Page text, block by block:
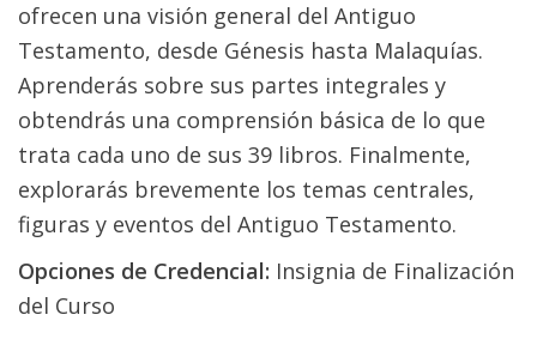
ofrecen una visión general del Antiguo
Testamento, desde Génesis hasta Malaquías.
Aprenderás sobre sus partes integrales y
obtendrás una comprensión básica de lo que
trata cada uno de sus 39 libros. Finalmente,
explorarás brevemente los temas centrales,
figuras y eventos del Antiguo Testamento.
Opciones de Credencial: Insignia de Finalización
del Curso